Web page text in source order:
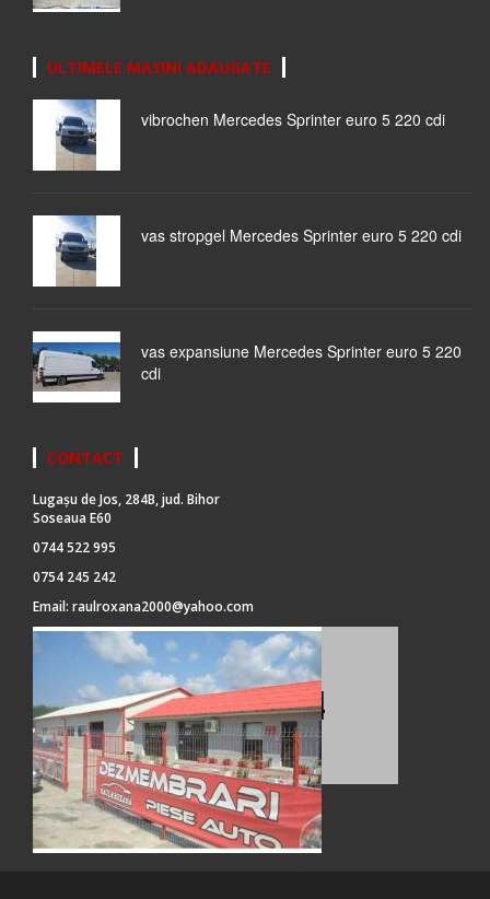
ULTIMELE MASINI ADAUGATE
vibrochen Mercedes Sprinter euro 5 220 cdi
vas stropgel Mercedes Sprinter euro 5 220 cdi
vas expansiune Mercedes Sprinter euro 5 220
cdi
CONTACT
Lugașu de Jos, 284B, jud. Bihor
Soseaua E60
0744 522 995
0754 245 242
Email: raulroxana2000@yahoo.com